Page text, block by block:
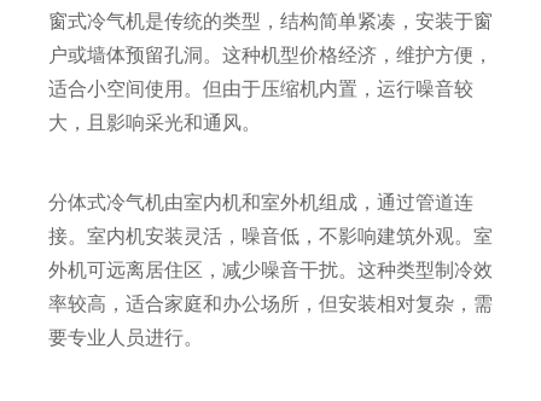
窗式冷气机是传统的类型，结构简单紧凑，安装于窗
户或墙体预留孔洞。这种机型价格经济，维护方便，
适合小空间使用。但由于压缩机内置，运行噪音较
大，且影响采光和通风。
分体式冷气机由室内机和室外机组成，通过管道连
接。室内机安装灵活，噪音低，不影响建筑外观。室
外机可远离居住区，减少噪音干扰。这种类型制冷效
率较高，适合家庭和办公场所，但安装相对复杂，需
要专业人员进行。